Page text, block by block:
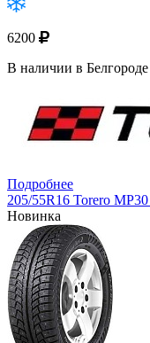
6200
В наличии в
Подробнее
205/55R16 Torero
Новинка